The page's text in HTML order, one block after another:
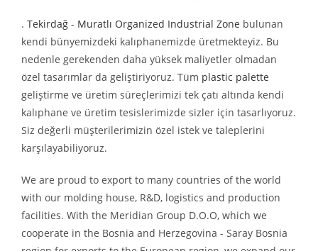
. Tekirdağ - Muratlı Organized Industrial Zone bulunan
kendi bünyemizdeki kalıphanemizde üretmekteyiz. Bu
nedenle gerekenden daha yüksek maliyetler olmadan
özel tasarımlar da geliştiriyoruz. Tüm plastic palette
geliştirme ve üretim süreçlerimizi tek çatı altında kendi
kalıphane ve üretim tesislerimizde sizler için tasarlıyoruz.
Siz değerli müşterilerimizin özel istek ve taleplerini
karşılayabiliyoruz.
We are proud to export to many countries of the world
with our molding house, R&D, logistics and production
facilities. With the Meridian Group D.O.O, which we
cooperate in the Bosnia and Herzegovina - Saray Bosnia